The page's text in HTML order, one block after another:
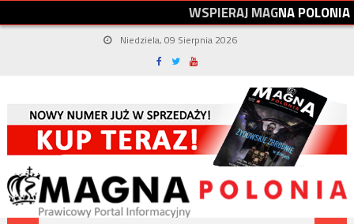
WSPIERAJMAGNAPOLONIA
Niedziela, 09 Sierpnia 2026